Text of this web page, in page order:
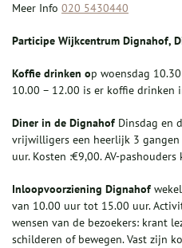
Meer Info 020 5430440
Participe Wijkcentrum Dignahof,
Koffie drinken op woensdag
10.00 – 12.00 is er koffie drinken
Diner in de Dignahof Dinsdag en
vrijwilligers een heerlijk 3
uur. Kosten :€9,00. AV-
Inloopvoorziening Dignahof
van 10.00 uur tot 15.00 uur.
wensen van de bezoekers: krant
schilderen of bewegen. Vast zijn